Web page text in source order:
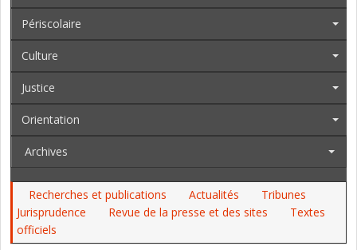
Périscolaire
Culture
Justice
Orientation
Archives
Recherches et publications Actualités
Tribunes
Jurisprudence
Revue de la presse et des sites
Textes
officiels